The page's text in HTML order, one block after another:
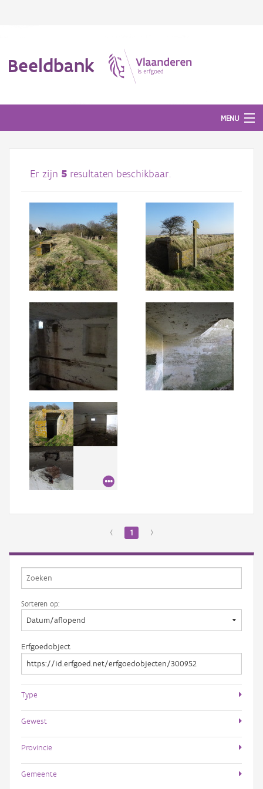
Beeldbank
MENU
Afbeeldingen
#BeeldIndeKijker
Over ons
Aanmelden
Er zijn 5 resultaten beschikbaar.
‹ 1 ›
Sorteren op:
Erfgoedobject
Type
Gewest
Provincie
Gemeente